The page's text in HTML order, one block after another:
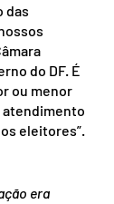
das
do DF. É
ou menor
atendimento
eleitores”.
era